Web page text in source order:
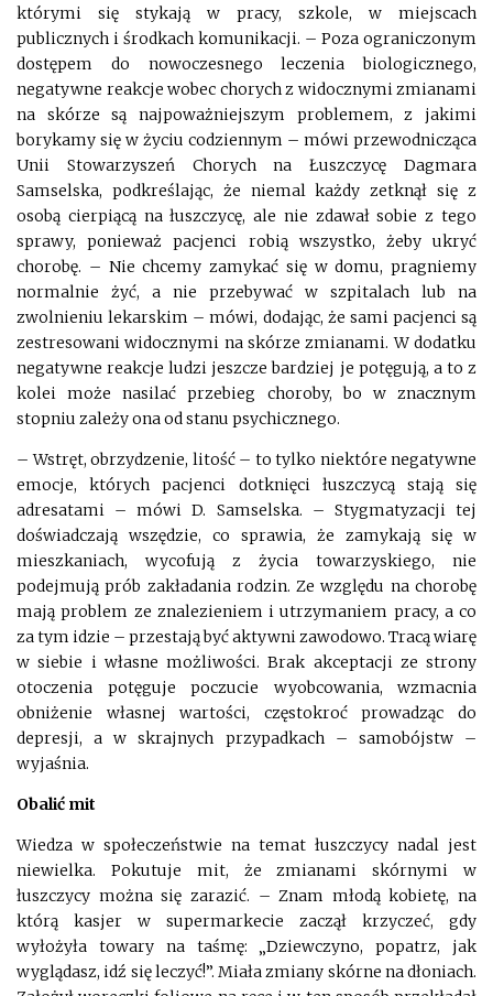
którymi się stykają w pracy, szkole, w miejscach
publicznych i środkach komunikacji. – Poza ograniczonym
dostępem do nowoczesnego leczenia biologicznego,
negatywne reakcje wobec chorych z widocznymi zmianami
na skórze są najpoważniejszym problemem, z jakimi
borykamy się w życiu codziennym – mówi przewodnicząca
Unii Stowarzyszeń Chorych na Łuszczycę Dagmara
Samselska, podkreślając, że niemal każdy zetknął się z
osobą cierpiącą na łuszczycę, ale nie zdawał sobie z tego
sprawy, ponieważ pacjenci robią wszystko, żeby ukryć
chorobę. – Nie chcemy zamykać się w domu, pragniemy
normalnie żyć, a nie przebywać w szpitalach lub na
zwolnieniu lekarskim – mówi, dodając, że sami pacjenci są
zestresowani widocznymi na skórze zmianami. W dodatku
negatywne reakcje ludzi jeszcze bardziej je potęgują, a to z
kolei może nasilać przebieg choroby, bo w znacznym
stopniu zależy ona od stanu psychicznego.
– Wstręt, obrzydzenie, litość – to tylko niektóre negatywne
emocje, których pacjenci dotknięci łuszczycą stają się
adresatami – mówi D. Samselska. – Stygmatyzacji tej
doświadczają wszędzie, co sprawia, że zamykają się w
mieszkaniach, wycofują z życia towarzyskiego, nie
podejmują prób zakładania rodzin. Ze względu na chorobę
mają problem ze znalezieniem i utrzymaniem pracy, a co
za tym idzie – przestają być aktywni zawodowo. Tracą wiarę
w siebie i własne możliwości. Brak akceptacji ze strony
otoczenia potęguje poczucie wyobcowania, wzmacnia
obniżenie własnej wartości, częstokroć prowadząc do
depresji, a w skrajnych przypadkach – samobójstw –
wyjaśnia.
Obalić mit
Wiedza w społeczeństwie na temat łuszczycy nadal jest
niewielka. Pokutuje mit, że zmianami skórnymi w
łuszczycy można się zarazić. – Znam młodą kobietę, na
którą kasjer w supermarkecie zaczął krzyczeć, gdy
wyłożyła towary na taśmę: „Dziewczyno, popatrz, jak
wyglądasz, idź się leczyć!”. Miała zmiany skórne na dłoniach.